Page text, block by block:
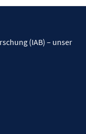
(IAB) – unser